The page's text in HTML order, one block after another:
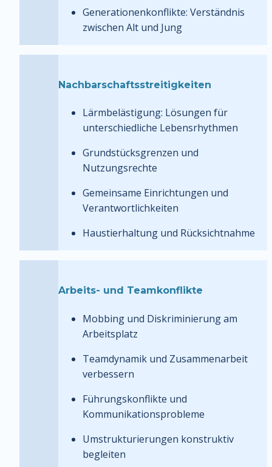
Generationenkonflikte: Verständnis
zwischen Alt und Jung
Nachbarschaftsstreitigkeiten
Lärmbelästigung: Lösungen für
unterschiedliche Lebensrhythmen
Grundstücksgrenzen und
Nutzungsrechte
Gemeinsame Einrichtungen und
Verantwortlichkeiten
Haustierhaltung und Rücksichtnahme
Arbeits- und Teamkonflikte
Mobbing und Diskriminierung am
Arbeitsplatz
Teamdynamik und Zusammenarbeit
verbessern
Führungskonflikte und
Kommunikationsprobleme
Umstrukturierungen konstruktiv
begleiten